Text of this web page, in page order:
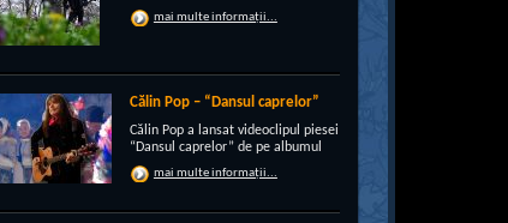
conceput, pe de-a intregul, de
rocker-ul Călin Pop, inconfundabil
publică electrizantă, de
experimentat vocalist […]
mai multe informații...
Călin Pop – “Dansul caprelor”
Călin Pop a lansat videoclipul piesei
“Dansul caprelor” de pe albumul
“Ritual de iarnă”. Premiera a avut
loc pe 27.12.2020 pe canalul
Jocul caprei este un obicei întâlnit
mai multe informații...